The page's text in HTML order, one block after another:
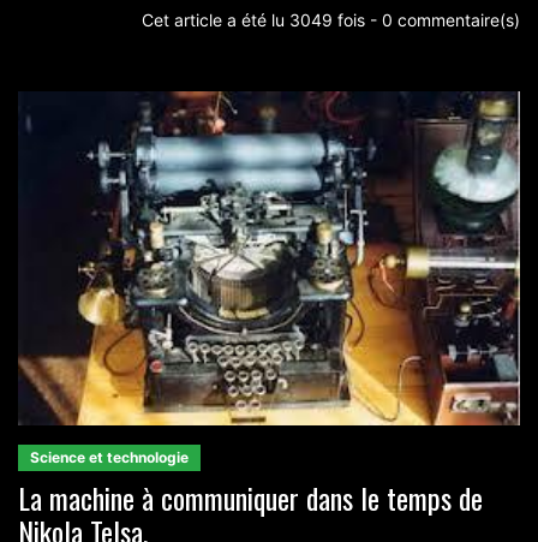
Cet article a été lu 3049 fois - 0 commentaire(s)
Science et technologie
La machine à communiquer dans le temps de
Nikola Telsa.